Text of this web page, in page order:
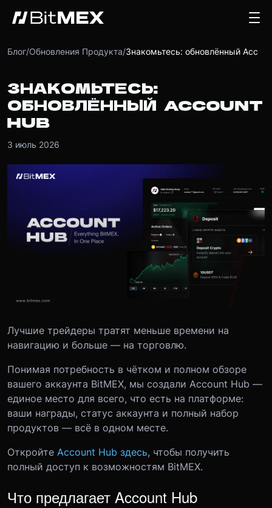
Блог/Обновления Продукта/
ЗНАКОМЬТЕСЬ:
ОБНОВЛЁННЫЙ ACCOUNT
HUB
3 июль 2026
Лучшие трейдеры тратят меньше времени на
навигацию и больше — на торговлю.
Понимая потребность в чётком и полном обзоре
вашего аккаунта BitMEX, мы создали Account Hub —
единое место для всего, что есть на платформе:
ваши награды, статус аккаунта и полный набор
продуктов — всё в одном месте.
Откройте Account Hub здесь, чтобы получить
полный доступ к возможностям BitMEX.
Что предлагает Account Hub